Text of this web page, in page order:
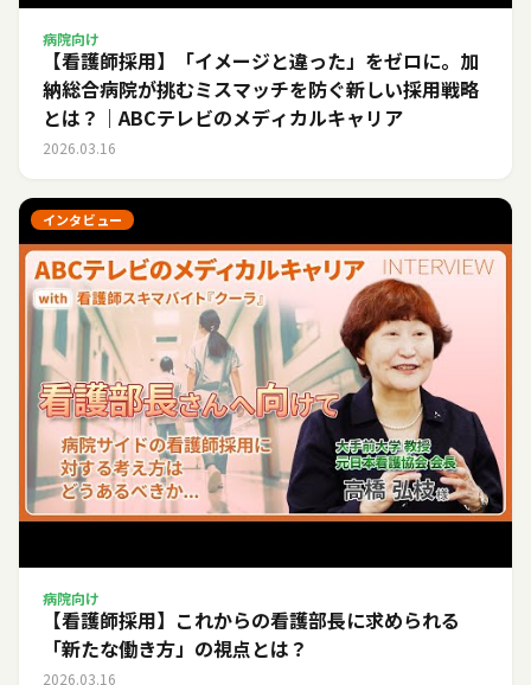
病院向け
【看護師採用】「イメージと違った」をゼロに。加
納総合病院が挑むミスマッチを防ぐ新しい採用戦略
とは？｜ABCテレビのメディカルキャリア
2026.03.16
インタビュー
病院向け
【看護師採用】これからの看護部長に求められる
「新たな働き方」の視点とは？
2026.03.16